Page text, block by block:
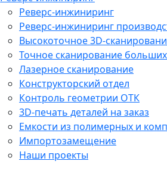
Реверс-инжиниринг
Реверс-инжиниринг
Высокоточное 3D-
Точное сканирование
Лазерное сканирование
Конструкторский отдел
Контроль геометрии ОТК
3D-печать деталей на заказ
Емкости из полимерных и
Импортозамещение
Наши проекты